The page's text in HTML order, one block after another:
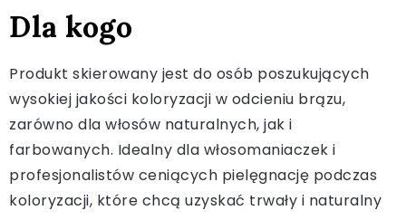
Dla kogo
Produkt skierowany jest do osób poszukujących
wysokiej jakości koloryzacji w odcieniu brązu,
zarówno dla włosów naturalnych, jak i
farbowanych. Idealny dla włosomaniaczek i
profesjonalistów ceniących pielęgnację podczas
koloryzacji, które chcą uzyskać trwały i naturalny